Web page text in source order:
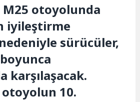
M25 otoyolunda
iyileştirme
sürücüler,
karşılaşacak.
otoyolun 10.